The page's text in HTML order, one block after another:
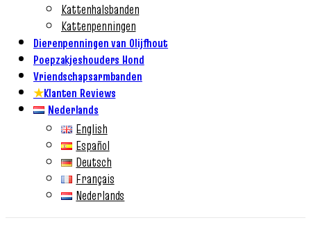
Kattenhalsbanden
Kattenpenningen
Dierenpenningen van Olijfhout
Poepzakjeshouders Hond
Vriendschapsarmbanden
★Klanten Reviews
Nederlands
English
Español
Deutsch
Français
Nederlands